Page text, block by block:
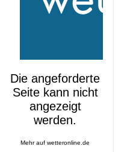
Mehr aufwetteronline.de